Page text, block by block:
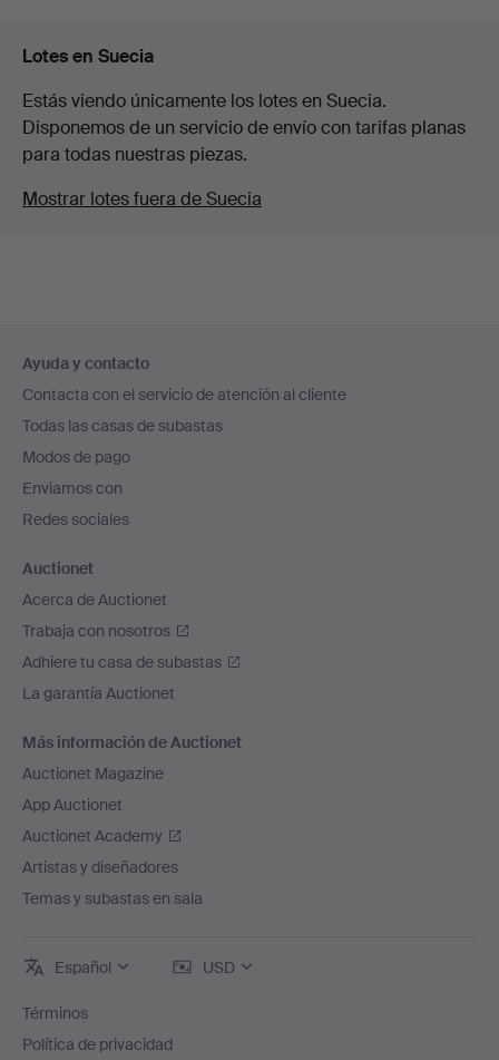
Lotes en Suecia
Estás viendo únicamente los lotes en Suecia.
Disponemos de un servicio de envío con tarifas planas
para todas nuestras piezas.
Mostrar lotes fuera de Suecia
en
el
pie
de
página
Ayuda y contacto
Contacta con el servicio de atención al cliente
Todas las casas de subastas
Modos de pago
Enviamos con
Redes sociales
Auctionet
Acerca de Auctionet
Trabaja con nosotros
Adhiere tu casa de subastas
La garantía Auctionet
Más información de Auctionet
Auctionet Magazine
App Auctionet
Auctionet Academy
Artistas y diseñadores
Temas y subastas en sala
Español USD
Términos
Política de privacidad